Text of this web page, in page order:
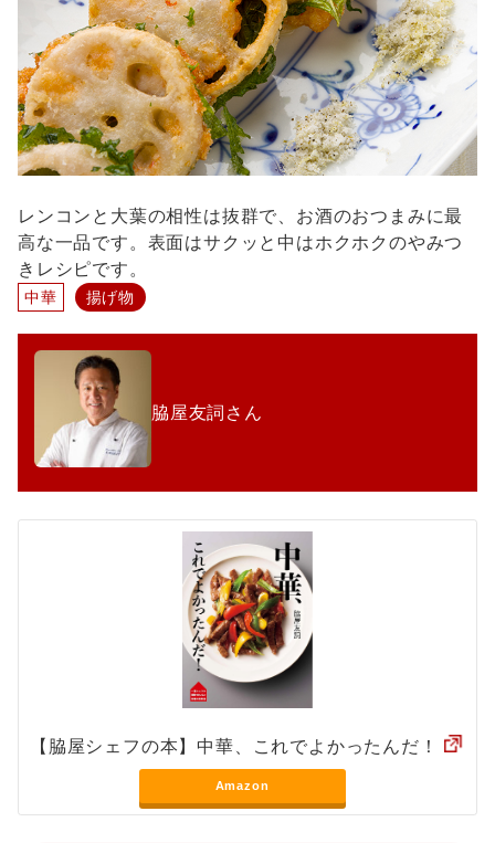
レンコンと大葉の相性は抜群で、お酒のおつまみに最
高な一品です。表面はサクッと中はホクホクのやみつ
きレシピです。
中華 揚げ物
脇屋友詞さん
【脇屋シェフの本】中華、これでよかったんだ！
Amazon